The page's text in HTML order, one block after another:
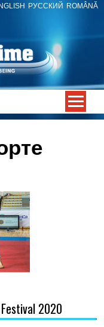
РУССКИЙ ROMÂNĂ
2020